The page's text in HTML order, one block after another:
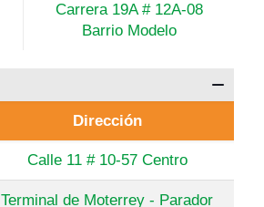
Carrera 19A # 12A-08
Barrio Modelo
Dirección
Calle 11 # 10-57 Centro
Terminal de Moterrey - Parador